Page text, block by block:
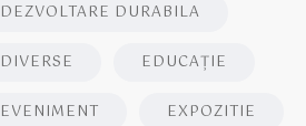
DEZVOLTARE DURABILA
DIVERSE EDUCAŢIE
EVENIMENT EXPOZITIE